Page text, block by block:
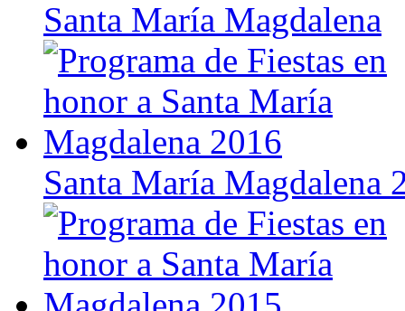
Santa María Magdalena
Santa María Magdalena